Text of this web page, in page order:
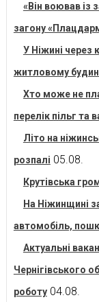
«Він воював із
загону
У Ніжині через
житловому
Хто може не
перелік пільг та
Літо на
розпалі 05.08.
Крутівська
На Ніжинщині
автомобіль,
Актуальні
Чернігівського
роботу 04.08.